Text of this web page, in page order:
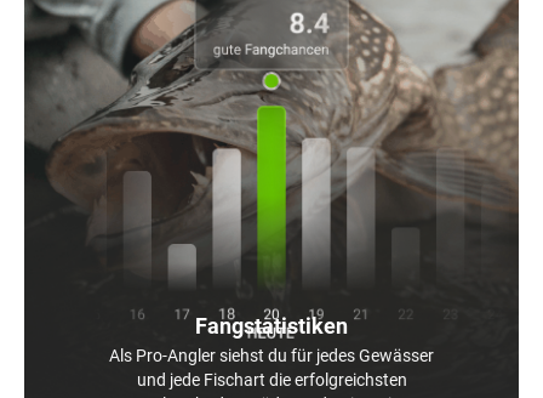
Fangstatistiken
Als Pro-Angler siehst du für jedes Gewässer
und jede Fischart die erfolgreichsten